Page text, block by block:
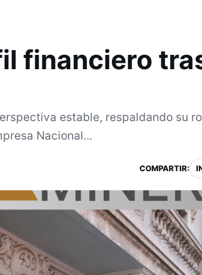
financiero
estable, respaldando su
Nacional...
COMPARTIR: